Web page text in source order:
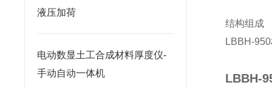
液压加荷
电动数显土工合成材料厚度仪-
手动自动一体机
结构组成
LBBH-950
LBBH-